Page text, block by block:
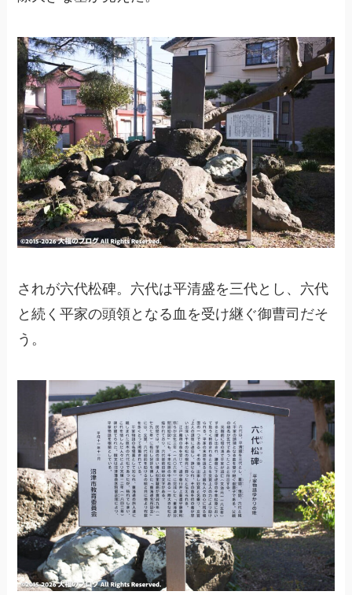
されが六代松碑。六代は平清盛を三代とし、六代
と続く平家の頭領となる血を受け継ぐ御曹司だそ
う。